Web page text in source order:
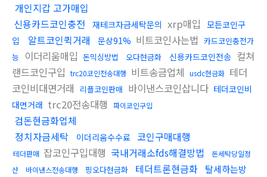
개인지갑 고가매입
신용카드코인충전
재테크자금세탁문의 xrp매입 모든코인구
입
알트코인퀵거래 문상91% 비트코인사는법 카드코인충전가
능
이더리움매입 돈믹싱방법 오다현금화 신용카드코인전송 컬쳐
랜드코인구입 trc20코인전송대행 비트송금업체 usdc현금화 테더
코인비대면거래
리플코인판매 바이낸스코인삽니다 테더코인비
대면거래 trc20전송대행 파이코인구입
검돈현금화업체
정치자금세탁
이더리움수수료 코인구매대행
테더판매 잡코인구입대행 국내거래소fds해결방법
돈세탁당일정
산
바이낸스전송대행 핑오다현금화 테더트론현금화
탈세하는방